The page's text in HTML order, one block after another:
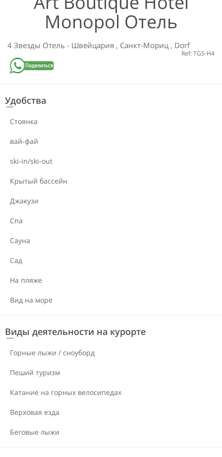
Monopol Отель
4 Звезды Отель - Швейцария , Санкт-Мориц , Dorf
Ref: TGS-H4
Удобства
Стоянка
вай-фай
ski-in/ski-out
Крытый бассейн
Джакузи
Спа
Сауна
Сад
На пляже
Вид на море
Виды деятельности на курорте
Горные лыжи / сноуборд
Пеший туризм
Катание на горных велосипедах
Верховая езда
Беговые лыжи